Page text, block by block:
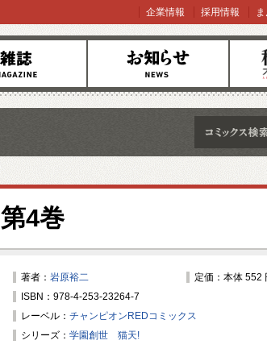
お知らせ オンラ
企業情報 採用情報
第4巻
著者： 岩原裕二
定価：本体 552
ISBN：978-4-253-23264-7
レーベル： チャンピオンREDコミックス
シリーズ： 学園創世 猫天!